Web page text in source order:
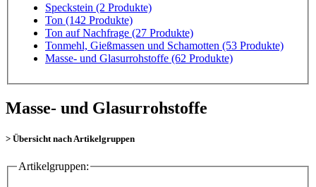
Speckstein (2 Produkte)
Ton (142 Produkte)
Ton auf Nachfrage (27 Produkte)
Tonmehl, Gießmassen und Schamotten (53 Produkte)
Masse- und Glasurrohstoffe (62 Produkte)
Masse- und Glasurrohstoffe
> Übersicht nach Artikelgruppen
Artikelgruppen: